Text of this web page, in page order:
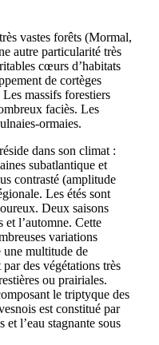
vastes forêts (Mormal,
autre particularité très
cœurs d’habitats
de cortèges
massifs forestiers
faciès. Les
ormaies.
dans son climat :
subatlantique et
contrasté (amplitude
Les étés sont
Deux saisons
et l’automne. Cette
variations
une multitude de
des végétations très
ou prairiales.
le triptyque des
est constitué par
et l’eau stagnante sous